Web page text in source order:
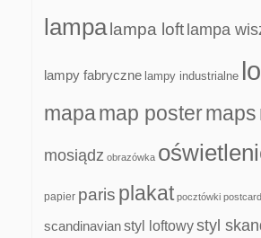
lampalampa loft lampa
lampy fabryczne lampy industrialne
mapamap postermaps
mosiądz obrazówka
papier paris plakat pocztówki
scandinavianstyl loftowystyl